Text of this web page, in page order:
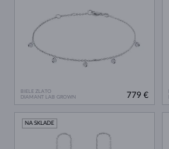
BIELE ZLATO
DIAMANT LAB GROWN
779 €
NA SKLADE